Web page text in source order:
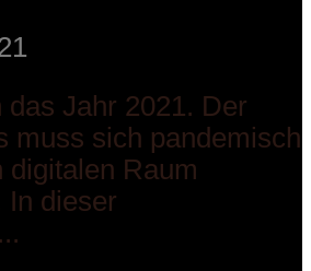
Jahr 2021. Der
muss sich pandemisch
digitalen Raum
In dieser